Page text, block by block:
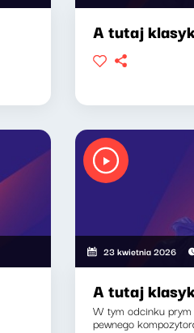
A tutaj
23 kwietnia 2026
A tutaj
W tym odcinku
pewnego